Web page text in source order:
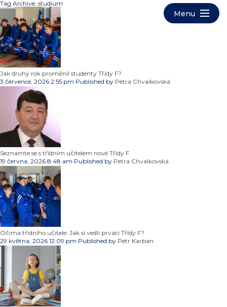
Tag Archive: studium
Jak druhý rok proměnil studenty Třídy F?
3 července, 2026 2:55 pm Published by Petra Chvalkovská
Seznamte se s třídním učitelem nové Třídy F
19 června, 2026 8:48 am Published by Petra Chvalkovská
Očima třídního učitele: Jak si vedli prváci Třídy F?
29 května, 2026 12:09 pm Published by Petr Karban